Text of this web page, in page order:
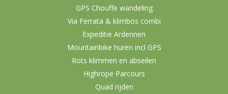
GPS Chouffe wandeling
Via Ferrata & klimbos combi
Expeditie Ardennen
Mountainbike huren incl GPS
Rots klimmen en abseilen
Highrope Parcours
Quad rijden